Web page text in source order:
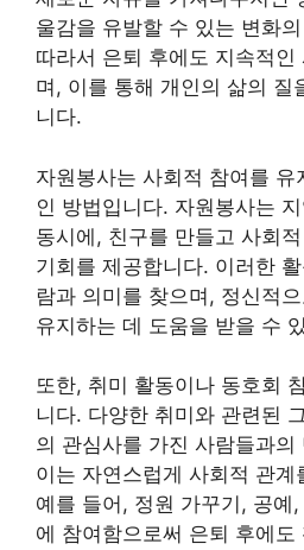
울감을 유발할 수 있는 변화
따라서 은퇴 후에도 지속적
며, 이를 통해 개인의 삶의 질
니다.
자원봉사는 사회적 참여를 유
인 방법입니다. 자원봉사는
동시에, 친구를 만들고 사회
기회를 제공합니다. 이러한
람과 의미를 찾으며, 정신적
유지하는 데 도움을 받을 수
또한, 취미 활동이나 동호회
니다. 다양한 취미와 관련된
의 관심사를 가진 사람들과의
이는 자연스럽게 사회적 관계
예를 들어, 정원 가꾸기, 공예
에 참여함으로써 은퇴 후에도